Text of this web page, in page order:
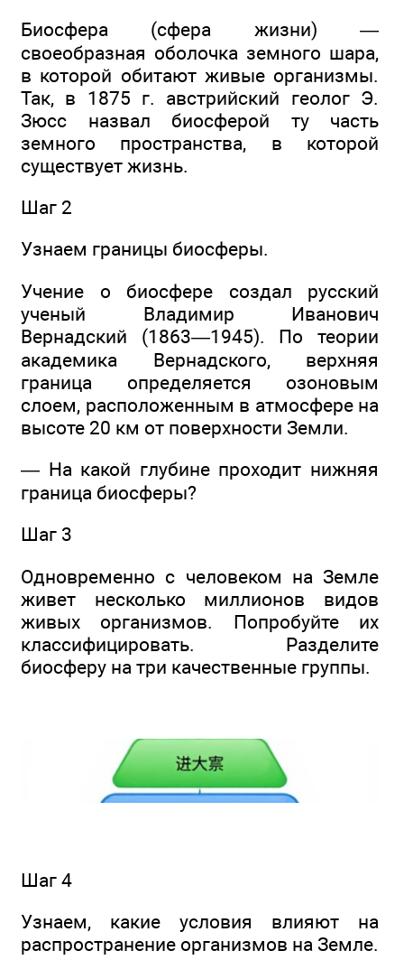
Биосфера (сфера жизни) —
своеобразная оболочка земного шара,
в которой обитают живые организмы.
Так, в 1875 г. австрийский геолог Э.
Зюсс назвал биосферой ту часть
земного пространства, в которой
существует жизнь.
Шаг 2
Узнаем границы биосферы.
Учение о биосфере создал русский
ученый Владимир Иванович
Вернадский (1863—1945). По теории
академика Вернадского, верхняя
граница определяется озоновым
слоем, расположенным в атмосфере на
высоте 20 км от поверхности Земли.
— На какой глубине проходит нижняя
граница биосферы?
Шаг 3
Одновременно с человеком на Земле
живет несколько миллионов видов
живых организмов. Попробуйте их
классифицировать. Разделите
биосферу на три качественные группы.
Шаг 4
Узнаем, какие условия влияют на
распространение организмов на Земле.